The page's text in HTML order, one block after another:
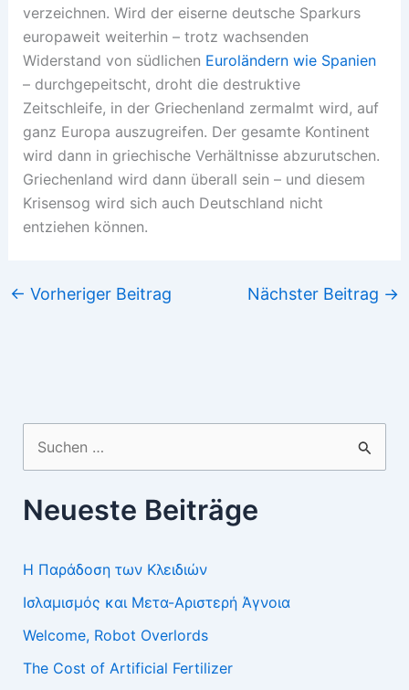
verzeichnen. Wird der eiserne deutsche Sparkurs
europaweit weiterhin – trotz wachsenden
Widerstand von südlichen Euroländern wie Spanien
– durchgepeitscht, droht die destruktive
Zeitschleife, in der Griechenland zermalmt wird, auf
ganz Europa auszugreifen. Der gesamte Kontinent
wird dann in griechische Verhältnisse abzurutschen.
Griechenland wird dann überall sein – und diesem
Krisensog wird sich auch Deutschland nicht
entziehen können.
← Vorheriger Beitrag Nächster Beitrag →
Suchen
nach:
Neueste Beiträge
Η Παράδοση των Κλειδιών
Ισλαμισμός και Μετα-Αριστερή Άγνοια
Welcome, Robot Overlords
The Cost of Artificial Fertilizer